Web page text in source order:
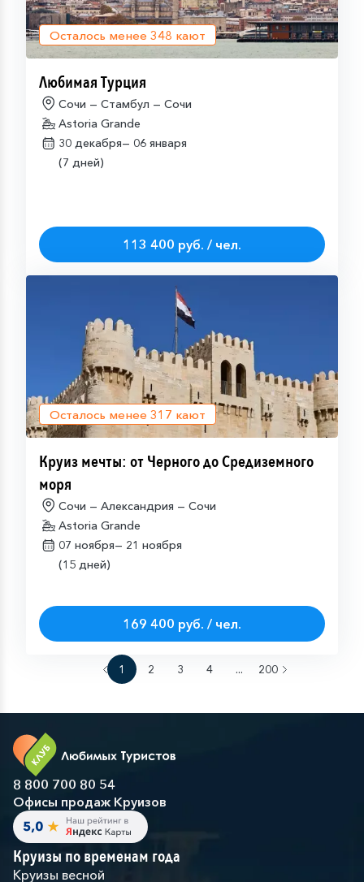
Осталось менее 348 кают
Любимая Турция
Сочи — Стамбул — Сочи
Astoria Grande
30 декабря— 06 января
(7 дней)
113 400 руб. / чел.
Осталось менее 317 кают
Круиз мечты: от Черного до Средиземного
моря
Сочи — Александрия — Сочи
Astoria Grande
07 ноября— 21 ноября
(15 дней)
169 400 руб. / чел.
1 2 3 4 ... 200
8 800 700 80 54
Офисы продаж Круизов
Круизы по временам года
Круизы весной